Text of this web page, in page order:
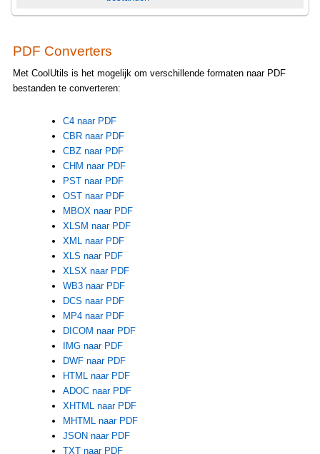
PDF Converters
Met CoolUtils is het mogelijk om verschillende formaten naar PDF
bestanden te converteren:
C4 naar PDF
CBR naar PDF
CBZ naar PDF
CHM naar PDF
PST naar PDF
OST naar PDF
MBOX naar PDF
XLSM naar PDF
XML naar PDF
XLS naar PDF
XLSX naar PDF
WB3 naar PDF
DCS naar PDF
MP4 naar PDF
DICOM naar PDF
IMG naar PDF
DWF naar PDF
HTML naar PDF
ADOC naar PDF
XHTML naar PDF
MHTML naar PDF
JSON naar PDF
TXT naar PDF